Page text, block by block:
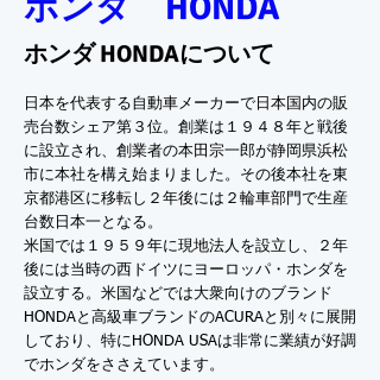
ホンダ HONDAについて
日本を代表する自動車メーカーで日本国内の販
売台数シェア第３位。創業は１９４８年と戦後
に設立され、創業者の本田宗一郎が静岡県浜松
市に本社を構え始まりました。その後本社を東
京都港区に移転し２年後には２輪車部門で生産
台数日本一となる。
米国では１９５９年に現地法人を設立し、２年
後には当時の西ドイツにヨーロッパ・ホンダを
設立する。米国などでは大衆向けのブランド
HONDAと高級車ブランドのACURAと別々に展開
しており、特にHONDA USAは非常に業績が好調
でホンダをささえています。